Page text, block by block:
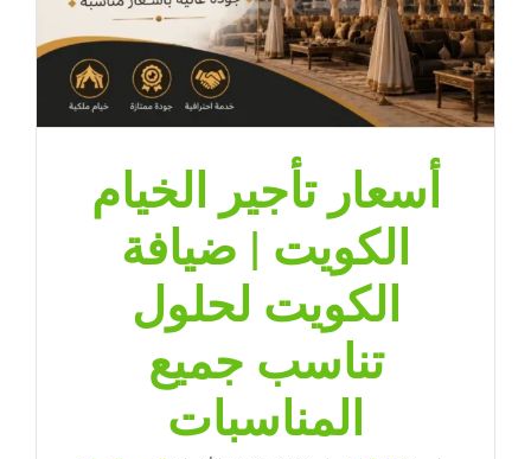
أسعار تأجير الخيام
الكويت | ضيافة
الكويت لحلول
تناسب جميع
المناسبات